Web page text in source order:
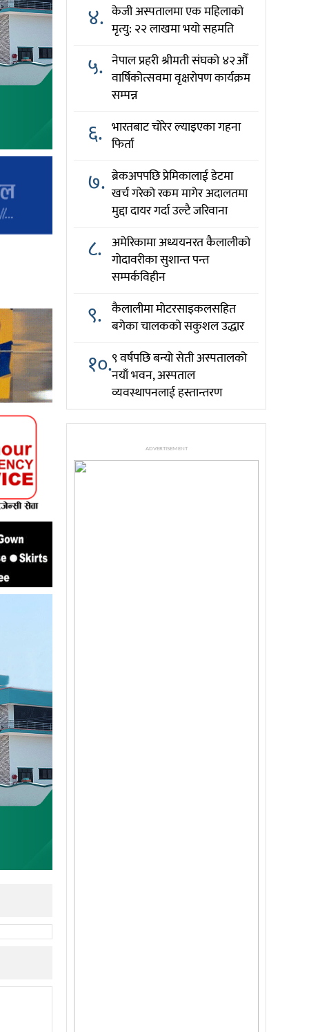
४. केजी अस्पतालमा एक महिलाको
मृत्यु: २२ लाखमा भयो सहमति
५. नेपाल प्रहरी श्रीमती संघको ४२औँ
वार्षिकोत्सवमा वृक्षरोपण कार्यक्रम
सम्पन्न
६. भारतबाट चोरेर ल्याइएका गहना
फिर्ता
७. ब्रेकअपपछि प्रेमिकालाई डेटमा
खर्च गरेको रकम मागेर अदालतमा
मुद्दा दायर गर्दा उल्टै जरिवाना
८. अमेरिकामा अध्ययनरत कैलालीको
गोदावरीका सुशान्त पन्त
सम्पर्कविहीन
९. कैलालीमा मोटरसाइकलसहित
बगेका चालकको सकुशल उद्धार
१०.९ वर्षपछि बन्यो सेती अस्पतालको
नयाँ भवन, अस्पताल
व्यवस्थापनलाई हस्तान्तरण
ADVERTISEMENT